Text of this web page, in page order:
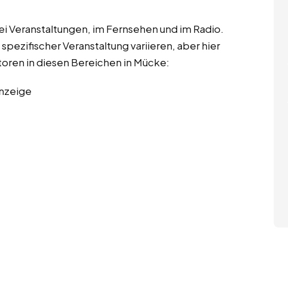
im Fernsehen und im Radio.
Veranstaltung variieren, aber hier
in diesen Bereichen in Mücke: